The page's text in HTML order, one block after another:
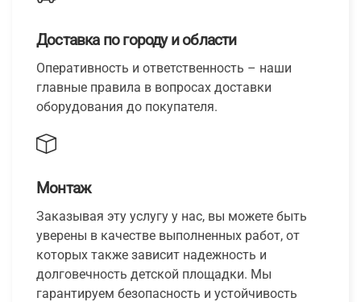
Доставка по городу и области
Оперативность и ответственность – наши
главные правила в вопросах доставки
оборудования до покупателя.
Монтаж
Заказывая эту услугу у нас, вы можете быть
уверены в качестве выполненных работ, от
которых также зависит надежность и
долговечность детской площадки. Мы
гарантируем безопасность и устойчивость